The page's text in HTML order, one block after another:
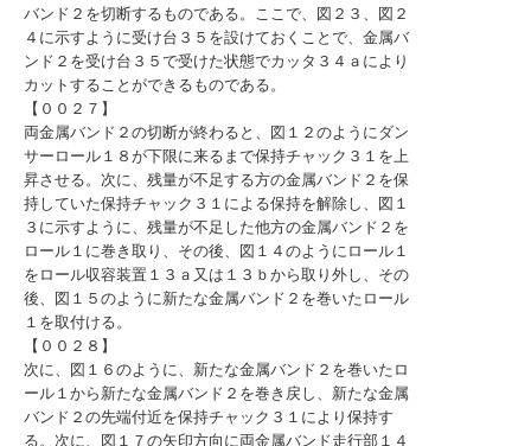
バンド２を切断するものである。ここで、図２３、図２
４に示すように受け台３５を設けておくことで、金属バ
ンド２を受け台３５で受けた状態でカッタ３４ａにより
カットすることができるものである。
【００２７】
両金属バンド２の切断が終わると、図１２のようにダン
サーロール１８が下限に来るまで保持チャック３１を上
昇させる。次に、残量が不足する方の金属バンド２を保
持していた保持チャック３１による保持を解除し、図１
３に示すように、残量が不足した他方の金属バンド２を
ロール１に巻き取り、その後、図１４のようにロール１
をロール収容装置１３ａ又は１３ｂから取り外し、その
後、図１５のように新たな金属バンド２を巻いたロール
１を取付ける。
【００２８】
次に、図１６のように、新たな金属バンド２を巻いたロ
ール１から新たな金属バンド２を巻き戻し、新たな金属
バンド２の先端付近を保持チャック３１により保持す
る。次に、図１７の矢印方向に両金属バンド走行部１４